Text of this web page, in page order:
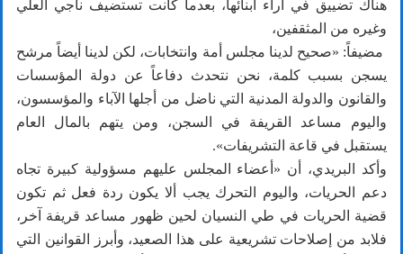
هناك تضييق في آراء أبنائها، بعدما كانت تستضيف ناجي العلي
وغيره من المثقفين،
مضيفاً: «صحيح لدينا مجلس أمة وانتخابات، لكن لدينا أيضاً مرشح
يسجن بسبب كلمة، نحن نتحدث دفاعاً عن دولة المؤسسات
والقانون والدولة المدنية التي ناضل من أجلها الآباء والمؤسسون،
واليوم مساعد القريفة في السجن، ومن يتهم بالمال العام
يستقبل في قاعة التشريفات».
وأكد البريدي، أن «أعضاء المجلس عليهم مسؤولية كبيرة تجاه
دعم الحريات، واليوم التحرك يجب ألا يكون ردة فعل ثم تكون
قضية الحريات في طي النسيان لحين ظهور مساعد قريفة آخر،
فلابد من إصلاحات تشريعية على هذا الصعيد، وأبرز القوانين التي